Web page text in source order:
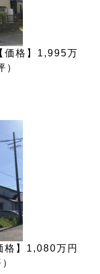
価格】1,995万
格】1,080万円